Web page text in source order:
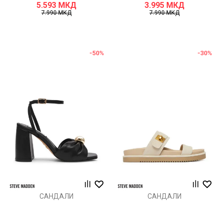
5.593 МКД
7.990МКД
3.995 МКД
7.990МКД
-50%
САНДАЛИ
-30%
САНДАЛИ